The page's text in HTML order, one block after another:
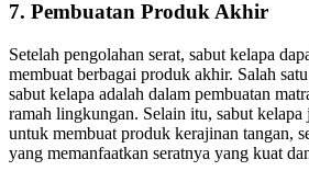
7. Pembuatan Produk Akhir
Setelah pengolahan serat, sabut kelapa
membuat berbagai produk akhir. Salah
sabut kelapa adalah dalam pembuatan
ramah lingkungan. Selain itu, sabut kelapa
untuk membuat produk kerajinan tangan,
yang memanfaatkan seratnya yang kuat